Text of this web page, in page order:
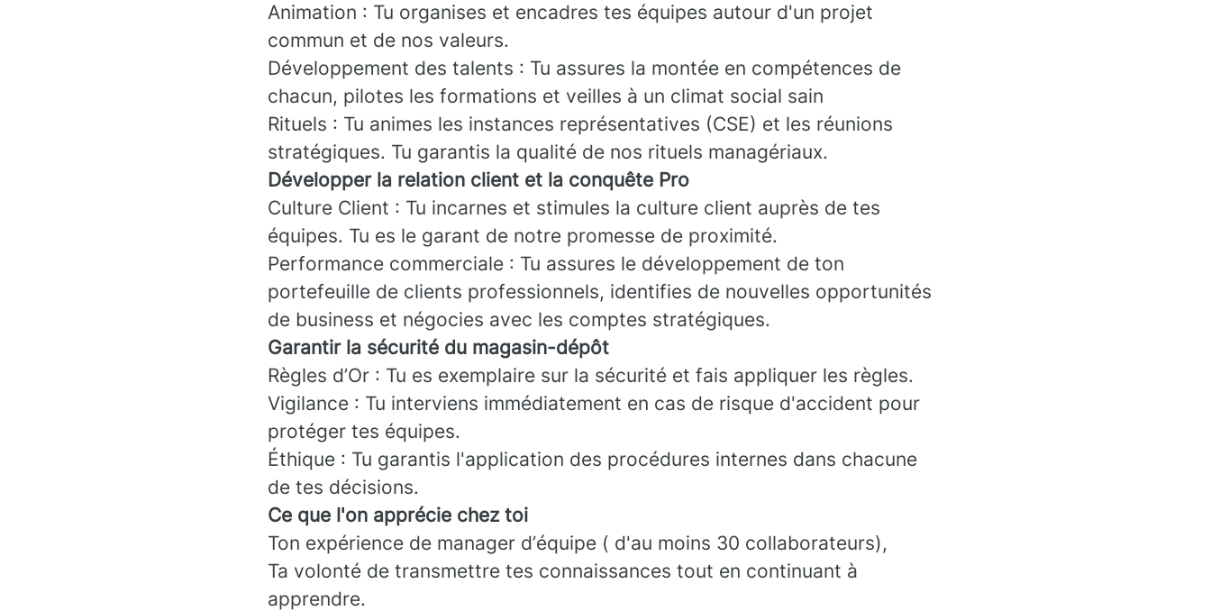
Animation : Tu organises et encadres tes équipes autour d'un projet
commun et de nos valeurs.
Développement des talents : Tu assures la montée en compétences de
chacun, pilotes les formations et veilles à un climat social sain
Rituels : Tu animes les instances représentatives (CSE) et les réunions
stratégiques. Tu garantis la qualité de nos rituels managériaux.
Développer la relation client et la conquête Pro
Culture Client : Tu incarnes et stimules la culture client auprès de tes
équipes. Tu es le garant de notre promesse de proximité.
Performance commerciale : Tu assures le développement de ton
portefeuille de clients professionnels, identifies de nouvelles opportunités
de business et négocies avec les comptes stratégiques.
Garantir la sécurité du magasin-dépôt
Règles d’Or : Tu es exemplaire sur la sécurité et fais appliquer les règles.
Vigilance : Tu interviens immédiatement en cas de risque d'accident pour
protéger tes équipes.
Éthique : Tu garantis l'application des procédures internes dans chacune
de tes décisions.
Ce que l'on apprécie chez toi
Ton expérience de manager d’équipe ( d'au moins 30 collaborateurs),
Ta volonté de transmettre tes connaissances tout en continuant à
apprendre.